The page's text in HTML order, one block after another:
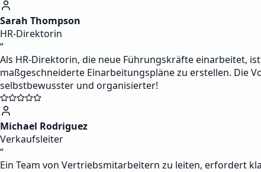
Sarah Thompson
HR-Direktorin
“
Als HR-Direktorin, die neue Führungskräfte einarbeitet,
maßgeschneiderte Einarbeitungspläne zu erstellen. Die
selbstbewusster und organisierter!
Michael Rodriguez
Verkaufsleiter
“
Ein Team von Vertriebsmitarbeitern zu leiten, erfordert